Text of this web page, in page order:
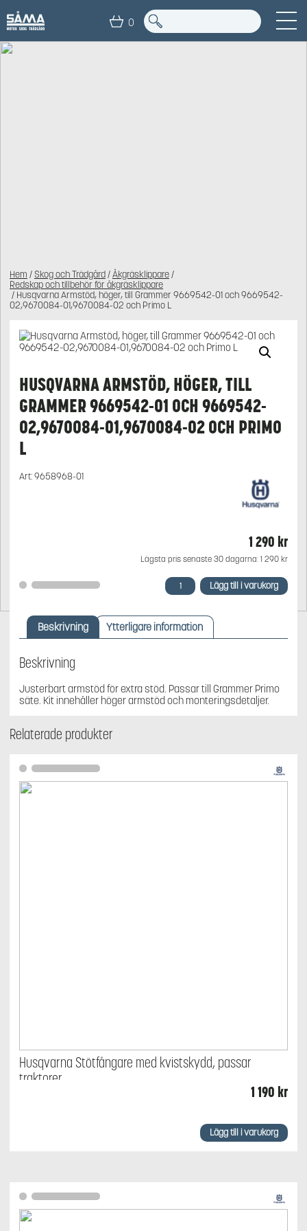
0
Hem / Skog och Trädgård/Åkgräsklippare/
Redskap och tillbehör för åkgräsklippare
/ Husqvarna Armstöd, höger, till Grammer 9669542-01 och 9669542-
02,9670084-01,9670084-02 och Primo L
HUSQVARNA ARMSTÖD, HÖGER, TILL
GRAMMER 9669542-01 OCH 9669542-
02,9670084-01,9670084-02 OCH PRIMO
L
Art:9658968-01
1 290 kr
Lägsta pris senaste 30 dagarna: 1 290 kr
Husqvarna
Armstöd,
till
Grammer
9669542-
02,9670084-
mängd
Lägg till i varukorg
Beskrivning Ytterligare information
Beskrivning
Justerbart armstöd för extra stöd. Passar till Grammer Primo
säte. Kit innehåller höger armstöd och monteringsdetaljer.
Relaterade produkter
Husqvarna Stötfångare med kvistskydd, passar
traktorer
1 190 kr
Lägg till i varukorg